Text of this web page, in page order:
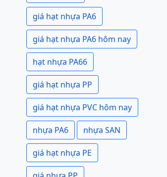
giá hạt nhựa PA6
giá hạt nhựa PA6 hôm nay
hạt nhựa PA66
giá hạt nhựa PP
giá hạt nhựa PVC hôm nay
nhựa PA6 nhựa SAN
giá hạt nhựa PE